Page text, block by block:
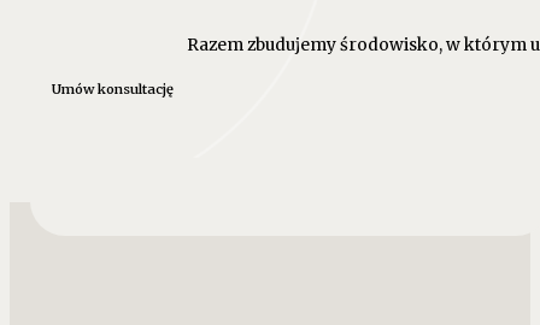
Razem zbudujemy środowisko, w którym
Umów konsultację